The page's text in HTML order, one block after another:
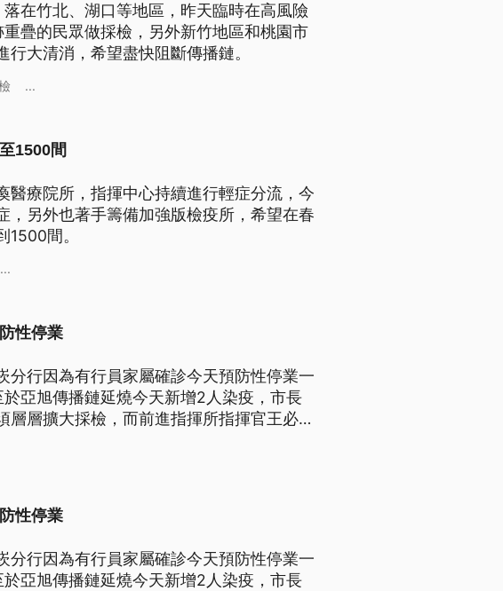
在竹北、湖口等地區，昨天臨時在高風險
疊的民眾做採檢，另外新竹地區和桃園市
大清消，希望盡快阻斷傳播鏈。
...
1500間
醫療院所，指揮中心持續進行輕症分流，今
，另外也著手籌備加強版檢疫所，希望在春
間。
...
性停業
分行因為有行員家屬確診今天預防性停業一
亞旭傳播鏈延燒今天新增2人染疫，市長
層擴大採檢，而前進指揮所指揮官王必勝
性停業
分行因為有行員家屬確診今天預防性停業一
亞旭傳播鏈延燒今天新增2人染疫，市長